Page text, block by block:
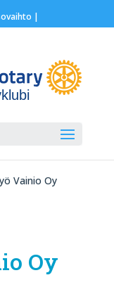
|
Vainio Oy
Oy